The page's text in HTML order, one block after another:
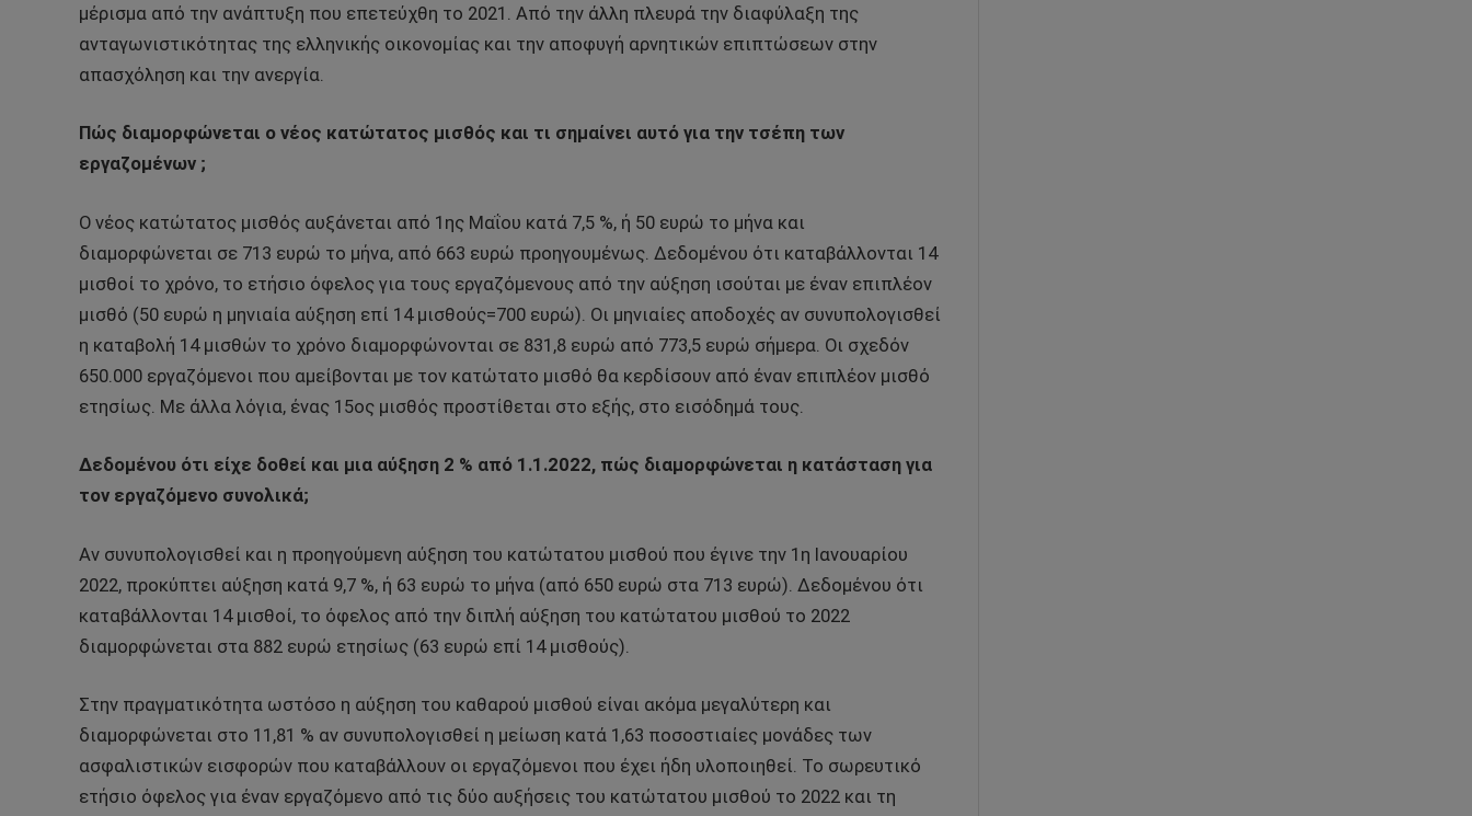
μέρισμα από την ανάπτυξη που επετεύχθη το 2021. Από την άλλη πλευρά την διαφύλαξη της
ανταγωνιστικότητας της ελληνικής οικονομίας και την αποφυγή αρνητικών επιπτώσεων στην
απασχόληση και την ανεργία.
Πώς διαμορφώνεται ο νέος κατώτατος μισθός και τι σημαίνει αυτό για την τσέπη των
εργαζομένων ;
Ο νέος κατώτατος μισθός αυξάνεται από 1ης Μαΐου κατά 7,5 %, ή 50 ευρώ το μήνα και
διαμορφώνεται σε 713 ευρώ το μήνα, από 663 ευρώ προηγουμένως. Δεδομένου ότι καταβάλλονται 14
μισθοί το χρόνο, το ετήσιο όφελος για τους εργαζόμενους από την αύξηση ισούται με έναν επιπλέον
μισθό (50 ευρώ η μηνιαία αύξηση επί 14 μισθούς=700 ευρώ). Οι μηνιαίες αποδοχές αν συνυπολογισθεί
η καταβολή 14 μισθών το χρόνο διαμορφώνονται σε 831,8 ευρώ από 773,5 ευρώ σήμερα. Οι σχεδόν
650.000 εργαζόμενοι που αμείβονται με τον κατώτατο μισθό θα κερδίσουν από έναν επιπλέον μισθό
ετησίως. Με άλλα λόγια, ένας 15ος μισθός προστίθεται στο εξής, στο εισόδημά τους.
Δεδομένου ότι είχε δοθεί και μια αύξηση 2 % από 1.1.2022, πώς διαμορφώνεται η κατάσταση για
τον εργαζόμενο συνολικά;
Αν συνυπολογισθεί και η προηγούμενη αύξηση του κατώτατου μισθού που έγινε την 1η Ιανουαρίου
2022, προκύπτει αύξηση κατά 9,7 %, ή 63 ευρώ το μήνα (από 650 ευρώ στα 713 ευρώ). Δεδομένου ότι
καταβάλλονται 14 μισθοί, το όφελος από την διπλή αύξηση του κατώτατου μισθού το 2022
διαμορφώνεται στα 882 ευρώ ετησίως (63 ευρώ επί 14 μισθούς).
Στην πραγματικότητα ωστόσο η αύξηση του καθαρού μισθού είναι ακόμα μεγαλύτερη και
διαμορφώνεται στο 11,81 % αν συνυπολογισθεί η μείωση κατά 1,63 ποσοστιαίες μονάδες των
ασφαλιστικών εισφορών που καταβάλλουν οι εργαζόμενοι που έχει ήδη υλοποιηθεί. Το σωρευτικό
ετήσιο όφελος για έναν εργαζόμενο από τις δύο αυξήσεις του κατώτατου μισθού το 2022 και τη